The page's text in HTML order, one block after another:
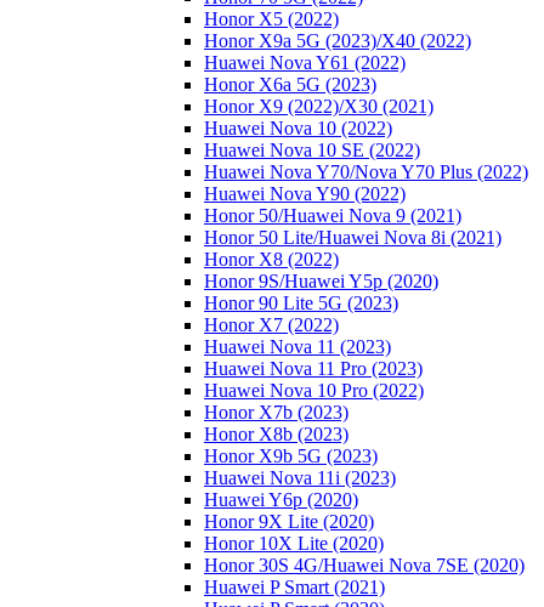
Honor X5 (2022)
Honor X9a 5G (2023)/Х40 (2022)
Huawei Nova Y61 (2022)
Honor X6a 5G (2023)
Honor X9 (2022)/Х30 (2021)
Huawei Nova 10 (2022)
Huawei Nova 10 SE (2022)
Huawei Nova Y70/Nova Y70 Plus (2022)
Huawei Nova Y90 (2022)
Honor 50/Huawei Nova 9 (2021)
Honor 50 Lite/Huawei Nova 8i (2021)
Honor X8 (2022)
Honor 9S/Huawei Y5p (2020)
Honor 90 Lite 5G (2023)
Honor X7 (2022)
Huawei Nova 11 (2023)
Huawei Nova 11 Pro (2023)
Huawei Nova 10 Pro (2022)
Honor X7b (2023)
Honor X8b (2023)
Honor X9b 5G (2023)
Huawei Nova 11i (2023)
Huawei Y6p (2020)
Honor 9X Lite (2020)
Honor 10X Lite (2020)
Honor 30S 4G/Huawei Nova 7SE (2020)
Huawei P Smart (2021)